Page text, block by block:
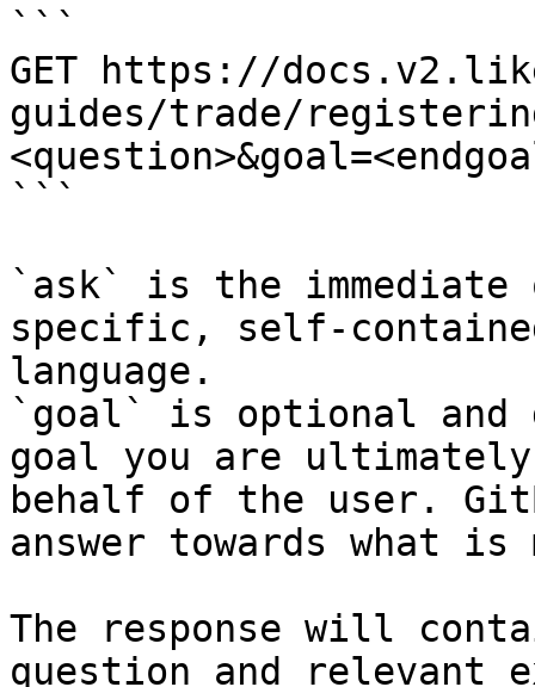
```
GET https://
guides/trade/
```
`ask` is the
specific, self-
language.
`goal` is optional and
goal you are
behalf of the user.
answer towards what
The response will
question and relevant